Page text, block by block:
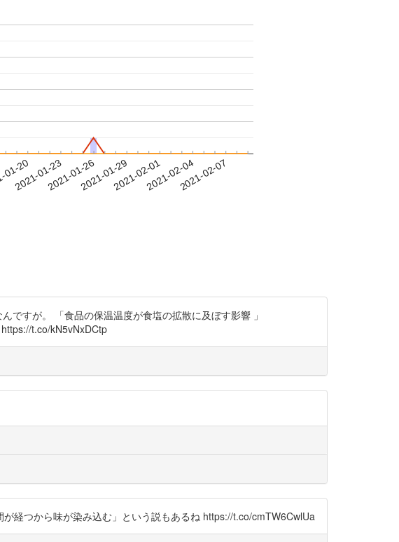
20
2021-01-232021-01-262021-01-292021-02-012021-02-042021-02-07
ですが。 「食品の保温温度が食塩の拡散に及ぼす影響 」
t.co/kN5vNxDCtp
経つから味が染み込む」という説もあるね https://t.co/cmTW6CwlUa